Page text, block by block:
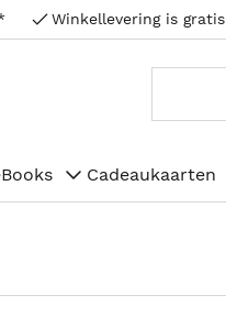
Winkellevering is gratis
Cadeaukaarten